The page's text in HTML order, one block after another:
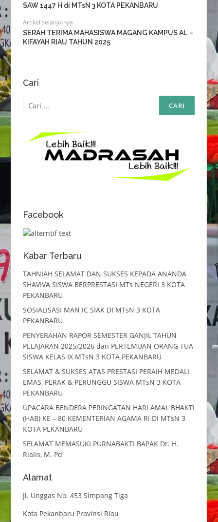
SAW 1447 H di MTsN 3 KOTA PEKANBARU
Artikel selanjutnya
SERAH TERIMA MAHASISWA MAGANG KAMPUS AL –
KIFAYAH RIAU TAHUN 2025
Cari
Cari
untuk:
Facebook
Kabar Terbaru
TAHNIAH SELAMAT DAN SUKSES KEPADA ANANDA
SHAVIVA SISWA BERPRESTASI MTs NEGERI 3 KOTA
PEKANBARU
SOSIALISASI MAN IC SIAK DI MTsN 3 KOTA
PEKANBARU
PENYERAHAN RAPOR SEMESTER GANJIL TAHUN
PELAJARAN 2025/2026 dan PERTEMUAN ORANG TUA
SISWA KELAS IX MTsN 3 KOTA PEKANBARU
SELAMAT & SUKSES ATAS PRESTASI PERAIH MEDALI
EMAS, PERAK & PERUNGGU SISWA MTsN 3 KOTA
PEKANBARU
UPACARA BENDERA PERINGATAN HARI AMAL BHAKTI
(HAB) KE – 80 KEMENTERIAN AGAMA RI DI MTsN 3
KOTA PEKANBARU
SELAMAT MEMASUKI PURNABAKTI BAPAK Dr. H.
Rialis, M. Pd
Alamat
Jl. Unggas No. 453 Simpang Tiga
Kota Pekanbaru Provinsi Riau